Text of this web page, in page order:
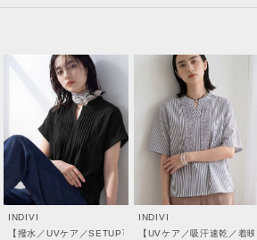
！
在庫状況をメルマガにてお知らせ♪
をチェックでき、
つくれる♪
・-・-・-・-・-・-・-・-・-・-・-・-
ッパーブラウス
INDIVI
【撥水／UVケア／SETUP可能】軽量タックスキッパー
INDIVI
【UVケア／吸汗速乾／着